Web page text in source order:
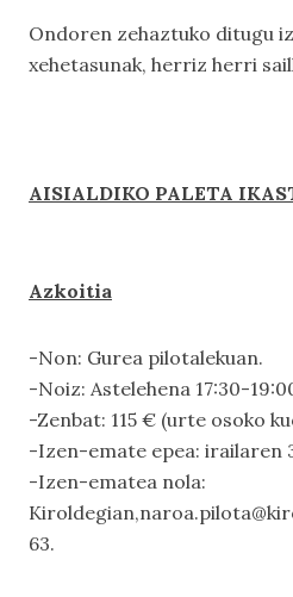
Ondoren zehaztuko ditugu
xehetasunak, herriz herri
AISIALDIKO PALETA
Azkoitia
-Non: Gurea pilotalekuan.
-Noiz: Astelehena 17:30-
-Zenbat: 115 € (urte osoko
-Izen-emate epea: irailaren
-Izen-ematea nola:
63.